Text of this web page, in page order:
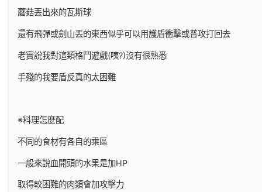
蘑菇丟出來的瓦斯球
還有飛彈或劍山丟的東西似乎可以用護盾衝擊或普攻打回去
老實說我對這類格鬥遊戲(咦?)沒有很熟悉
手殘的我要盾反真的太困難
※料理怎麼配
不同的食材有各自的乘區
一般來說血開頭的水果是加HP
取得較困難的肉類會加攻擊力